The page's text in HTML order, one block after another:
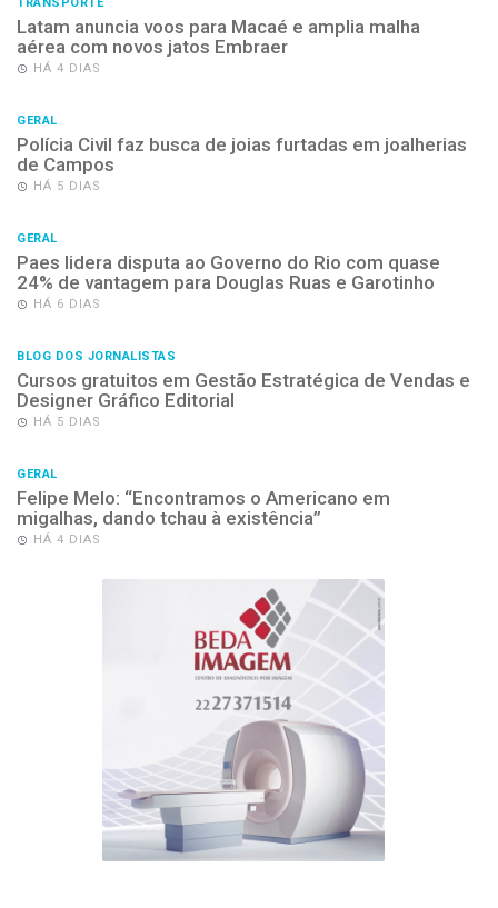
Latam anuncia voos para Macaé e amplia malha
aérea com novos jatos Embraer
HÁ 4 DIAS
GERAL
Polícia Civil faz busca de joias furtadas em joalherias
de Campos
HÁ 5 DIAS
GERAL
Paes lidera disputa ao Governo do Rio com quase
24% de vantagem para Douglas Ruas e Garotinho
HÁ 6 DIAS
BLOG DOS JORNALISTAS
Cursos gratuitos em Gestão Estratégica de Vendas e
Designer Gráfico Editorial
HÁ 5 DIAS
GERAL
Felipe Melo: “Encontramos o Americano em
migalhas, dando tchau à existência”
HÁ 4 DIAS